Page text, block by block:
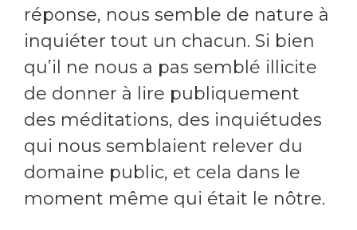
réponse, nous semble de nature à
inquiéter tout un chacun. Si bien
qu’il ne nous a pas semblé illicite
de donner à lire publiquement
des méditations, des inquiétudes
qui nous semblaient relever du
domaine public, et cela dans le
moment même qui était le nôtre.